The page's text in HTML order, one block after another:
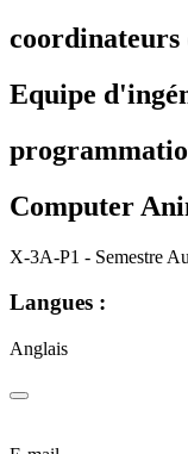
coordinateurs
Equipe
Computer
X-3A-P1 - Semestre
Langues :
Anglais